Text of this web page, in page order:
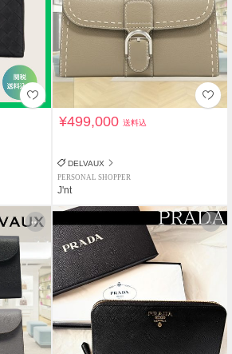
¥499,000送料込
DELVAUX
PERSONAL SHOPPER
J'nt